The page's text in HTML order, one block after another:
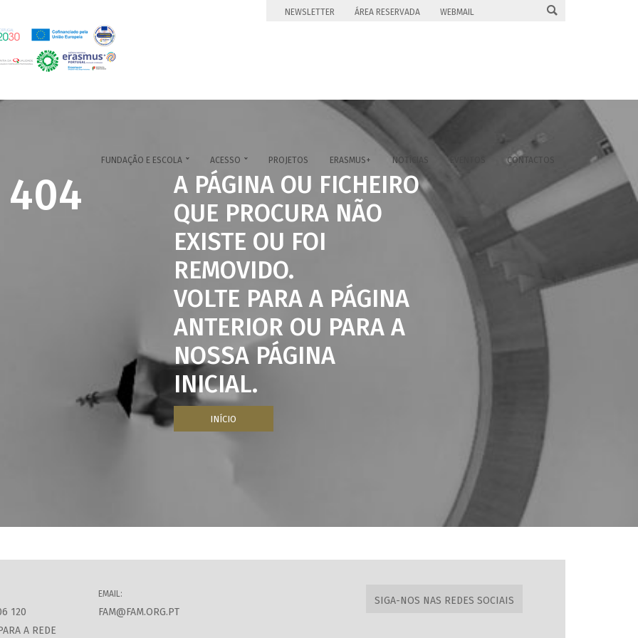
NEWSLETTER ÁREA RESERVADA WEBMAIL 
FUNDAÇÃO E ESCOLA  ACESSO  PROJETOS ERASMUS+ NOTÍCIAS CONTACTOS
404
A PÁGINA OU FICHEIRO
QUE PROCURA NÃO
EXISTE OU FOI
REMOVIDO.
VOLTE PARA A PÁGINA
ANTERIOR OU PARA A
NOSSA PÁGINA
INICIAL.
INÍCIO
120
A REDE
EMAIL:
FAM@FAM.ORG.PT
SIGA-NOS NAS REDES SOCIAIS